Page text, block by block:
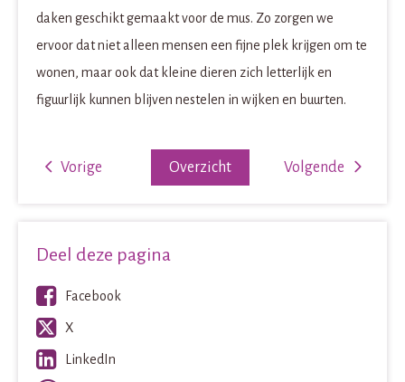
daken geschikt gemaakt voor de mus. Zo zorgen we
ervoor dat niet alleen mensen een fijne plek krijgen om te
wonen, maar ook dat kleine dieren zich letterlijk en
figuurlijk kunnen blijven nestelen in wijken en buurten.
Volgende
Overzicht
Vorige
Deel deze pagina
Facebook
X
LinkedIn